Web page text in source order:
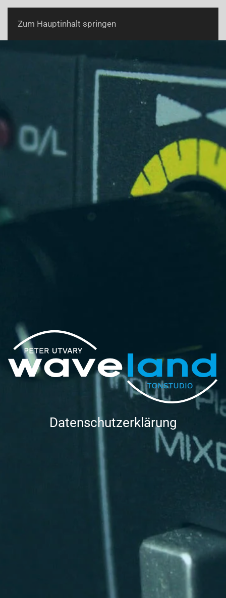
Zum Hauptinhalt springen
Datenschutzerklärung